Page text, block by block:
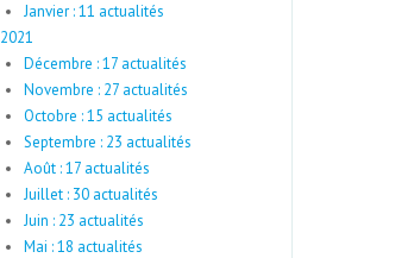
Janvier : 11 actualités
2021
Décembre : 17 actualités
Novembre : 27 actualités
Octobre : 15 actualités
Septembre : 23 actualités
Août : 17 actualités
Juillet : 30 actualités
Juin : 23 actualités
Mai : 18 actualités